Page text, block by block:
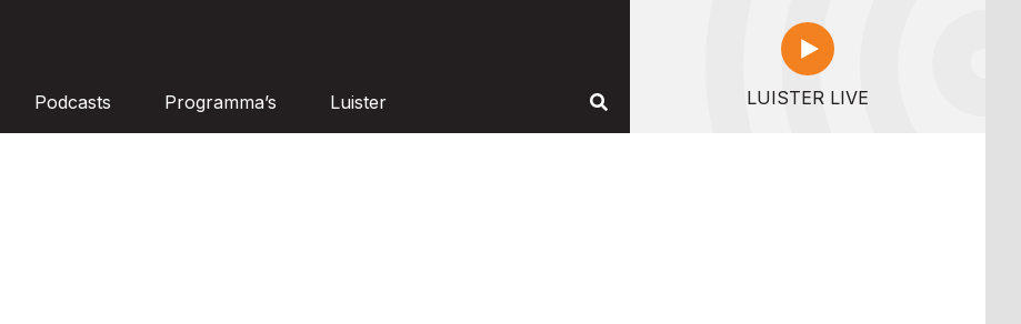
Podcasts Programma’s Luister LUISTER LIVE